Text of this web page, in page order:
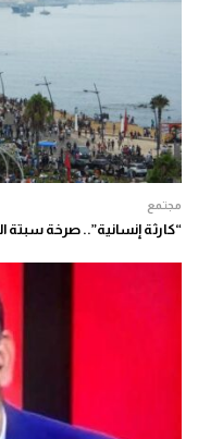
مجتمع
“كارثة إنسانية”.. صرخة سبتة